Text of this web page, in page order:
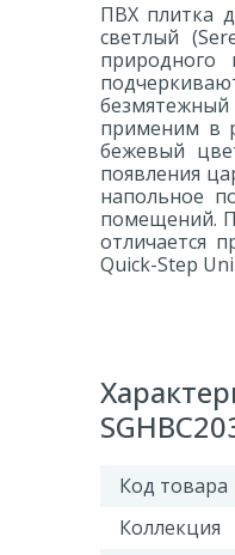
ПВХ плитка
светлый
природного
применим в
бежевый
появления
напольное
помещений.
отличается
Quick-Step
Код товара
Коллекция